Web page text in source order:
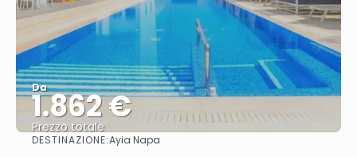
Da
1.862 €
Prezzo totale
Vedere
DESTINAZIONE:Ayia Napa